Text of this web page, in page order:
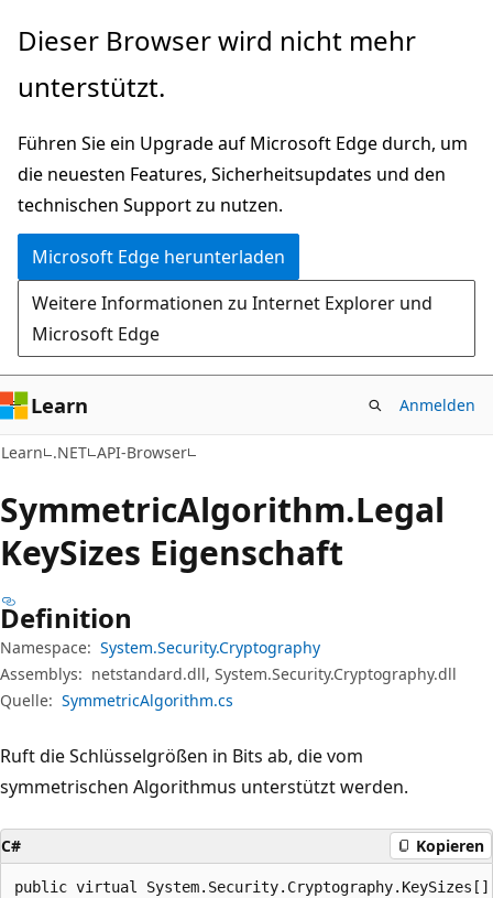
Zu
wechseln
Zur
springen
Dieser Browser wird nicht mehr
unterstützt.
Führen Sie ein Upgrade auf Microsoft Edge durch, um
die neuesten Features, Sicherheitsupdates und den
technischen Support zu nutzen.
Microsoft Edge herunterladen
Weitere Informationen zu Internet Explorer und
Microsoft Edge
Learn Anmelden
Learn .NET API-Browser
SymmetricAlgorithm.Legal
KeySizes Eigenschaft
Definition
Namespace: System.Security.Cryptography
Assemblys: netstandard.dll, System.Security.Cryptography.dll
Quelle: SymmetricAlgorithm.cs
Ruft die Schlüsselgrößen in Bits ab, die vom
symmetrischen Algorithmus unterstützt werden.
C# Kopieren
public virtual